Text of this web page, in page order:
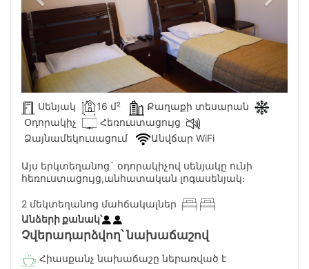
Սենյակ 16 մ²
Քաղաքի տեսարան
Օդորակիչ
Հեռուստացույց
Ձայնամեկուսացում
Անվճար WiFi
Այս երկտեղանոց` օդորակիչով սենյակը ունի
հեռուստացույց,անհատական լոգասենյակ։
2 մեկտեղանոց մահճակալներ
Անձերի քանակ՝
Չվերադարձվող՝ նախաճաշով
Հիասքանչ նախաճաշը ներառված է